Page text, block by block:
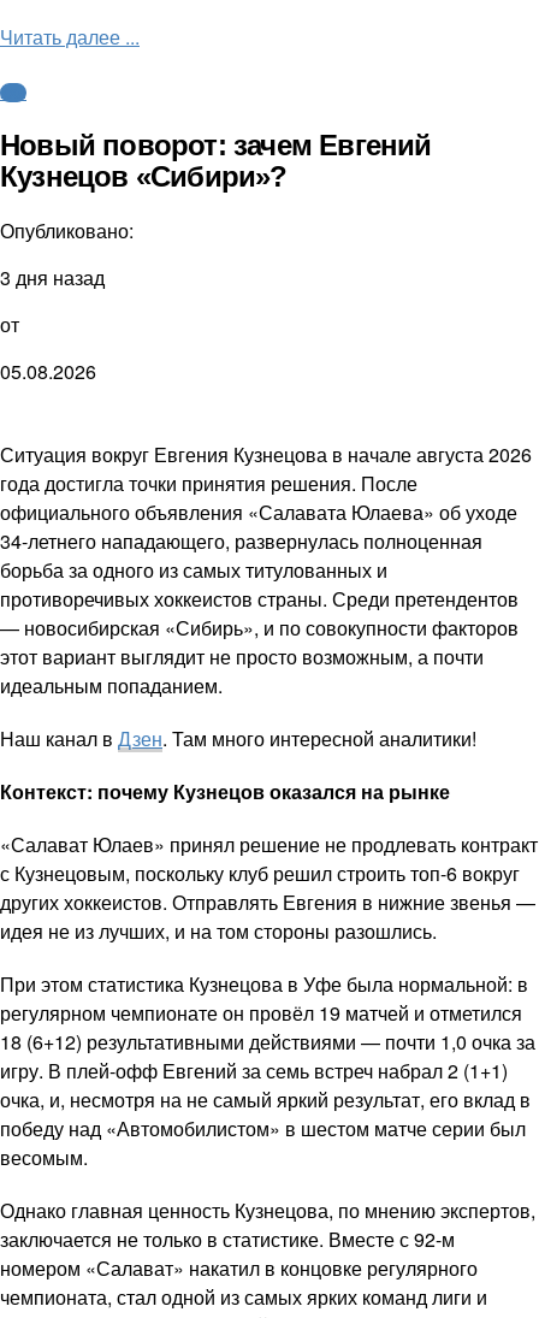
Читать далее ...
КХЛ
Новый поворот: зачем Евгений
Кузнецов «Сибири»?
Опубликовано:
3 дня назад
от
05.08.2026
Ситуация вокруг Евгения Кузнецова в начале августа 2026
года достигла точки принятия решения. После
официального объявления «Салавата Юлаева» об уходе
34-летнего нападающего, развернулась полноценная
борьба за одного из самых титулованных и
противоречивых хоккеистов страны. Среди претендентов
— новосибирская «Сибирь», и по совокупности факторов
этот вариант выглядит не просто возможным, а почти
идеальным попаданием.
Наш канал в Дзен. Там много интересной аналитики!
Контекст: почему Кузнецов оказался на рынке
«Салават Юлаев» принял решение не продлевать контракт
с Кузнецовым, поскольку клуб решил строить топ-6 вокруг
других хоккеистов. Отправлять Евгения в нижние звенья —
идея не из лучших, и на том стороны разошлись.
При этом статистика Кузнецова в Уфе была нормальной: в
регулярном чемпионате он провёл 19 матчей и отметился
18 (6+12) результативными действиями — почти 1,0 очка за
игру. В плей-офф Евгений за семь встреч набрал 2 (1+1)
очка, и, несмотря на не самый яркий результат, его вклад в
победу над «Автомобилистом» в шестом матче серии был
весомым.
Однако главная ценность Кузнецова, по мнению экспертов,
заключается не только в статистике. Вместе с 92-м
номером «Салават» накатил в концовке регулярного
чемпионата, стал одной из самых ярких команд лиги и